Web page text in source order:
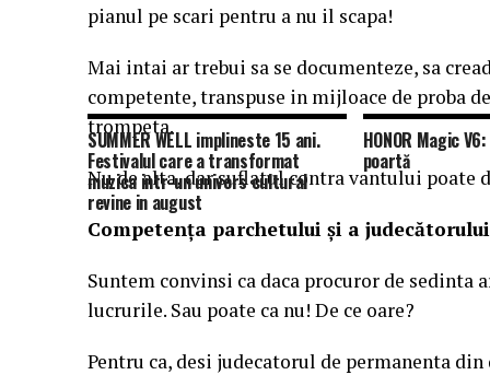
pianul pe scari pentru a nu il scapa!
Mai intai ar trebui sa se documenteze, sa
competente, transpuse in mijloace de proba
trompeta.
Nu de alta, dar suflatul contra vantului poate
Competența parchetului și a judecătorului
Suntem convinsi ca daca procuror de
lucrurile. Sau poate ca nu! De ce oare?
Pentru ca, desi judecatorul de permanenta
SUMMER WELL implineste 15 ani.
Festivalul care a transformat
muzica intr-un univers cultural
revine in august
HONOR Magic
poartă